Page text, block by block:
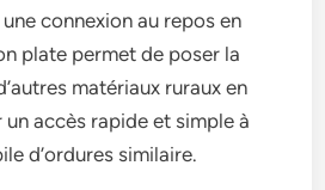
connexion au repos en
plate permet de poser la
matériaux ruraux en
accès rapide et simple à
d’ordures similaire.